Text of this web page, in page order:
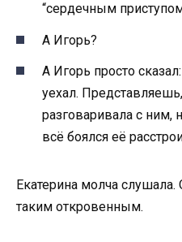
“сердечным
А Игорь?
А Игорь просто
уехал.
разговаривала с ним,
всё боялся её
Екатерина молча
таким откровенным.